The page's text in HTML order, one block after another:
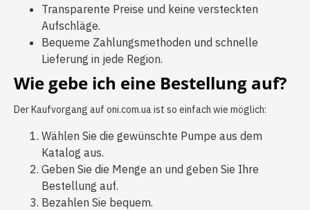
Transparente Preise und keine versteckten
Aufschläge.
Bequeme Zahlungsmethoden und schnelle
Lieferung in jede Region.
Wie gebe ich eine Bestellung auf?
Der Kaufvorgang auf oni.com.ua ist so einfach wie möglich:
Wählen Sie die gewünschte Pumpe aus dem
Katalog aus.
Geben Sie die Menge an und geben Sie Ihre
Bestellung auf.
Bezahlen Sie bequem.